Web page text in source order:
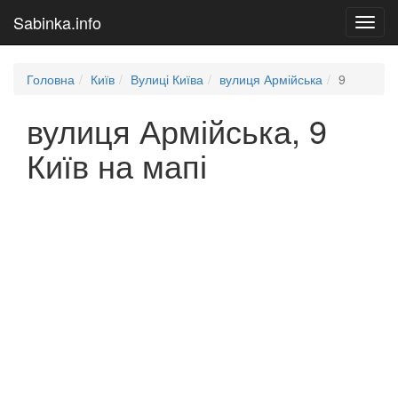
Sabinka.info
Головна Київ Вулиці Київа вулиця Армійська 9
вулиця Армійська, 9
Київ на мапі